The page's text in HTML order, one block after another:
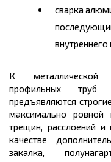
сварка
К
профильных труб
предъявляются
максимально
трещин, расслоений
качестве
закалка,